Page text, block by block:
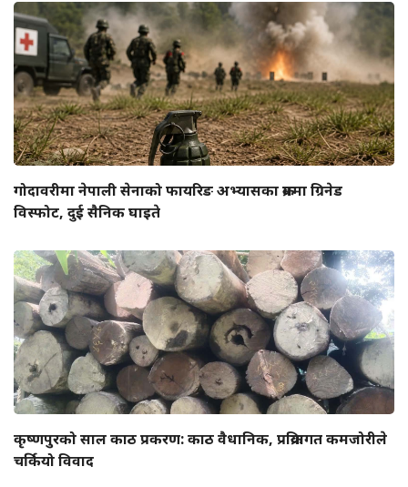
गोदावरीमा नेपाली सेनाको फायरिङ अभ्यासका क्रममा ग्रिनेड
विस्फोट, दुई सैनिक घाइते
कृष्णपुरको साल काठ प्रकरण: काठ वैधानिक, प्रक्रियागत कमजोरीले
चर्कियो विवाद